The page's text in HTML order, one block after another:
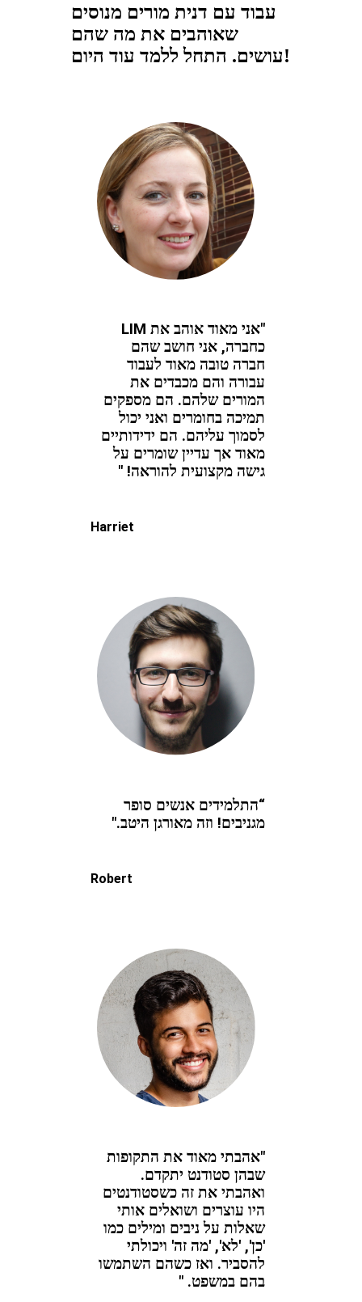
עבוד עם דנית מורים מנוסים
שאוהבים את מה שהם
עושים. התחל ללמד עוד היום!
"אני מאוד אוהב את LIM
כחברה, אני חושב שהם
חברה טובה מאוד לעבוד
עבורה והם מכבדים את
המורים שלהם. הם מספקים
תמיכה בחומרים ואני יכול
לסמוך עליהם. הם ידידותיים
מאוד אך עדיין שומרים על
גישה מקצועית להוראה! "
Harriet
“התלמידים אנשים סופר
מגניבים! וזה מאורגן היטב."
Robert
"אהבתי מאוד את התקופות
שבהן סטודנט יתקדם.
ואהבתי את זה כשסטודנטים
היו עוצרים ושואלים אותי
שאלות על ניבים ומילים כמו
'כן', 'לא', 'מה זה' ויכולתי
להסביר. ואז כשהם השתמשו
בהם במשפט. "